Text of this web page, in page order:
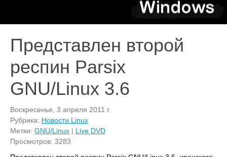
Представлен второй
респин Parsix
GNU/Linux 3.6
Воскресенье, 3 апреля 2011 г.
Рубрика: Новости Linux
Метки: GNU/Linux | Live DVD
Просмотров: 3283